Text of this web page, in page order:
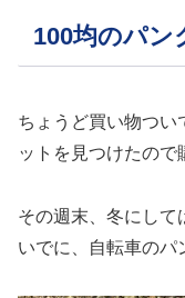
100均のパン
ちょうど買い物つい
ットを見つけたので
その週末、冬にして
いでに、自転車のパ